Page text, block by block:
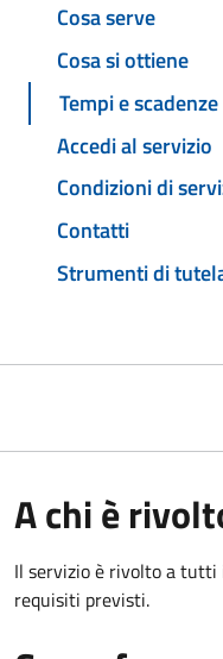
Cosa serve
Cosa si ottiene
Tempi e scadenze
Accedi al servizio
Condizioni di
Contatti
Strumenti di
A chi è
Il servizio è rivolto a tutti
requisiti previsti.